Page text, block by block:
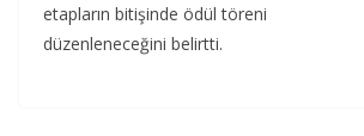
etapların bitişinde ödül töreni
düzenleneceğini belirtti.